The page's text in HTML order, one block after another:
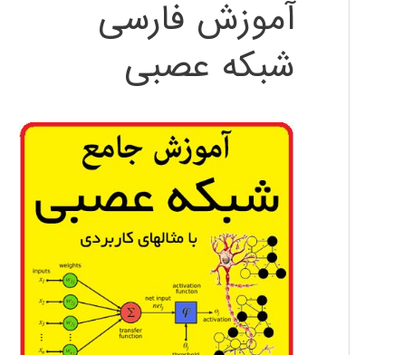
آموزش فارسی
شبکه عصبی